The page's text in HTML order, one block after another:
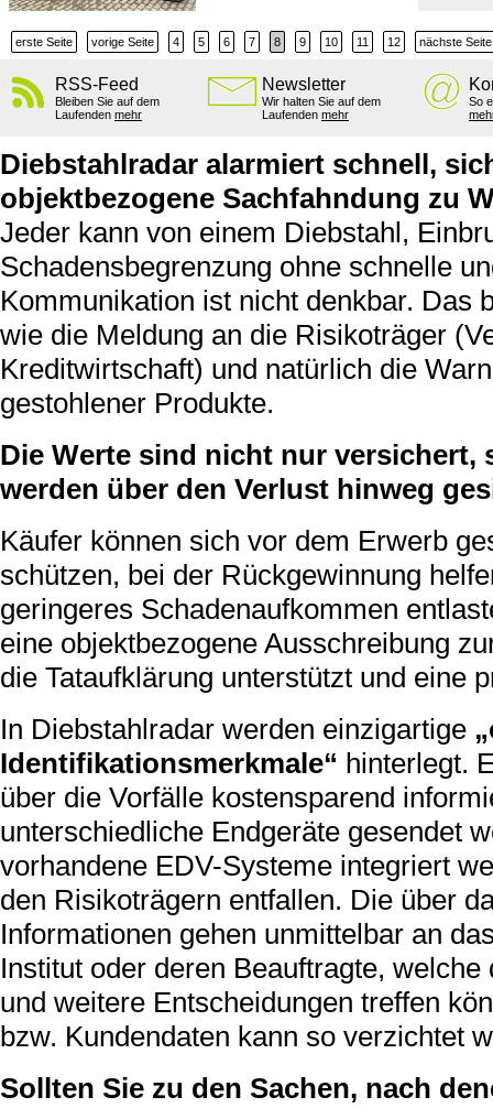
erste Seite vorige Seite 4 5 6 7 8 9 10 11 12 nächste Seite
RSS-Feed
Bleiben Sie auf dem
Laufenden mehr
Newsletter
Wir halten Sie auf dem
Laufenden mehr
So
Diebstahlradar alarmiert schnell,
objektbezogene Sachfahndung zu
Jeder kann von einem Diebstahl,
Schadensbegrenzung ohne schnelle
Kommunikation ist nicht denkbar. Das
wie die Meldung an die Risikoträger
Kreditwirtschaft) und natürlich die
gestohlener Produkte.
Die Werte sind nicht nur
werden über den Verlust hinweg
Käufer können sich vor dem Erwerb
schützen, bei der Rückgewinnung
geringeres Schadenaufkommen
eine objektbezogene Ausschreibung
die Tataufklärung unterstützt und eine
In Diebstahlradar werden einzigartige
Identifikationsmerkmale“ hinterlegt.
über die Vorfälle kostensparend
unterschiedliche Endgeräte gesendet
vorhandene EDV-Systeme integriert
den Risikoträgern entfallen. Die über
Informationen gehen unmittelbar an
Institut oder deren Beauftragte,
und weitere Entscheidungen treffen
bzw. Kundendaten kann so verzichtet
Sollten Sie zu den Sachen, nach